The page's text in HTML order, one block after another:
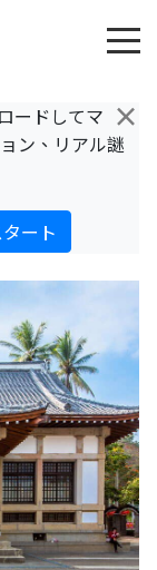
×
ードしてマ
ン、リアル謎
ート